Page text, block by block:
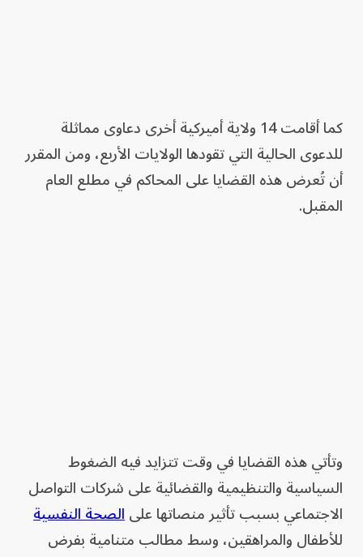
كما أقامت 14 ولاية أميركية أخرى دعاوى مماثلة
للدعوى الحالية التي تقودها الولايات الأربع، ومن المقرر
أن تُعرض هذه القضايا على المحاكم في مطلع العام
المقبل.
وتأتي هذه القضايا في وقت تتزايد فيه الضغوط
السياسية والتنظيمية والقضائية على شركات التواصل
الاجتماعي بسبب تأثير منصاتها علىالصحة النفسية
للأطفال والمراهقين، وسط مطالب متنامية بفرض